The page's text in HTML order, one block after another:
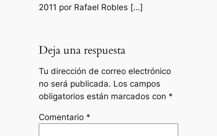
2011 por Rafael Robles […]
Deja una respuesta
Tu dirección de correo electrónico
no será publicada. Los campos
obligatorios están marcados con *
Comentario *